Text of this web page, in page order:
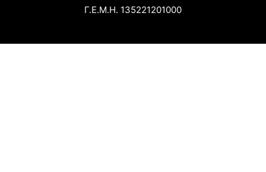
Γ.Ε.Μ.Η. 135221201000